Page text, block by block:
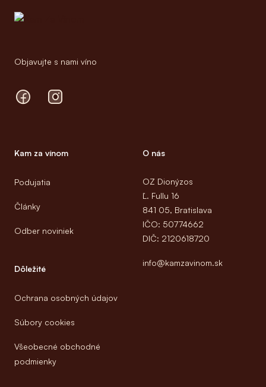
Objavujte s nami víno
FacebookInstagram
Kam za vínom
Podujatia
Články
Odber noviniek
Dôležité
Ochrana osobných údajov
Súbory cookies
Všeobecné obchodné
podmienky
O nás
OZ Dionýzos
Ľ. Fullu 16
841 05, Bratislava
IČO: 50774662
DIČ: 2120618720
info@kamzavinom.sk